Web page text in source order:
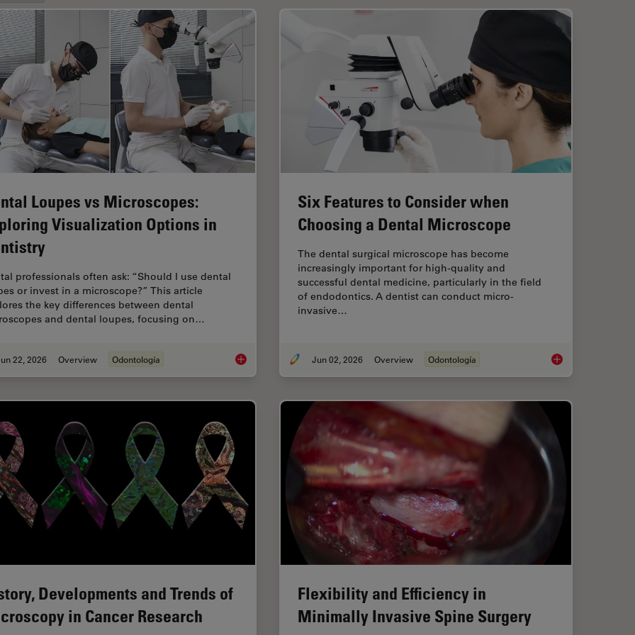
Loupes vs Microscopes:
Visualization Options in
professionals often ask: “Should I use dental
or invest in a microscope?” This article
the key differences between dental
and dental loupes, focusing on…
22, 2026 Overview Odontología Dental Loupes vs Microscopes: Exploring Visualization Options in Dentistry
Six Features to Consider when
Choosing a Dental Microscope
The dental surgical microscope has become
increasingly important for high-quality and
successful dental medicine, particularly in the field
of endodontics. A dentist can conduct micro-
invasive…
Jun 02, 2026 Overview Odontología Six Features to
Developments and Trends of
in Cancer Research
Flexibility and Efficiency in
Minimally Invasive Spine Surgery